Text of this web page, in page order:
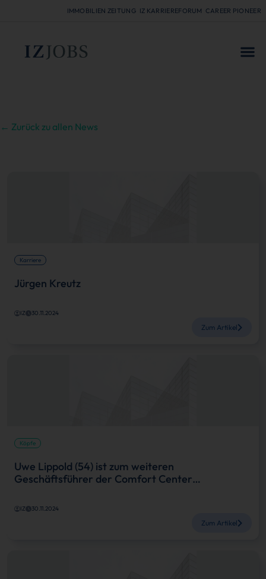
IMMOBILIEN ZEITUNG IZ KARRIEREFORUM CAREER PIONEER
← Zurück zu allen News
Karriere
Jürgen Kreutz
IZ 30.11.2024
Zum Artikel
Köpfe
Uwe Lippold (54) ist zum weiteren
Geschäftsführer der Comfort Center…
IZ 30.11.2024
Zum Artikel